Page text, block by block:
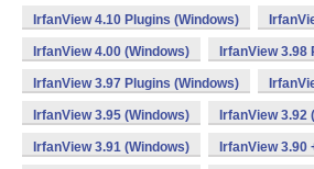
IrfanView 4.10 Plugins (Windows)
IrfanView 4.00 (Windows) IrfanView 3.98
IrfanView 3.97 Plugins (Windows)
IrfanView 3.95 (Windows) IrfanView 3.92
IrfanView 3.91 (Windows) IrfanView 3.90